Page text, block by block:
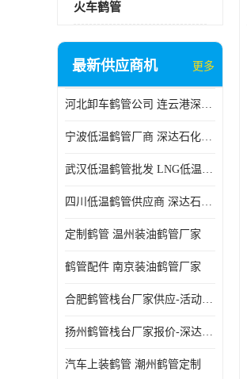
火车鹤管
最新供应商机 更多
河北卸车鹤管公司 连云港深达石化装备有限公司
宁波低温鹤管厂商 深达石化装备有限公司
武汉低温鹤管批发 LNG低温鹤管生产商
四川低温鹤管供应商 深达石化装备
定制鹤管 温州装油鹤管厂家
鹤管配件 南京装油鹤管厂家
合肥鹤管栈台厂家供应-活动梯栈台厂商
扬州鹤管栈台厂家报价-深达石化装备有限公司
汽车上装鹤管 潮州鹤管定制